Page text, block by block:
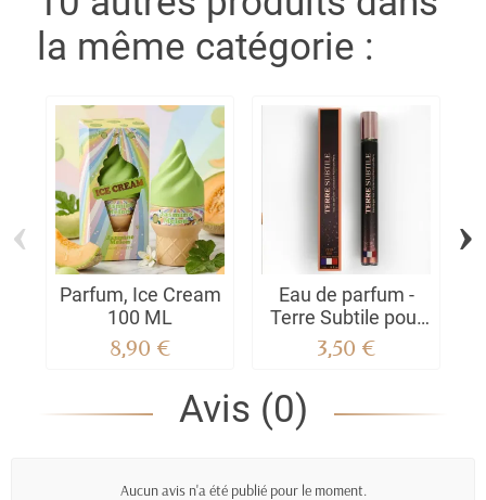
la même catégorie :
Parfum, Ice Cream
100 ML
8,90 €
Eau de parfum -
Terre Subtile pour
Homme
3,50 €
‹ ›
Avis (0)
Aucun avis n'a été publié pour le moment.